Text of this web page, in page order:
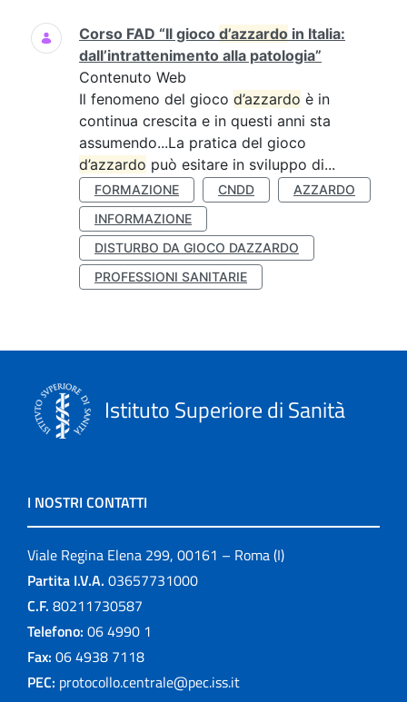
Ricerca
Corso FAD “Il gioco d’azzardo in Italia:
dall’intrattenimento alla patologia”
Contenuto Web
Il fenomeno del gioco d’azzardo è in
continua crescita e in questi anni sta
assumendo...La pratica del gioco
d’azzardo può esitare in sviluppo di...
FORMAZIONE CNDD
AZZARDO
INFORMAZIONE
DISTURBO DA GIOCO DAZZARDO
PROFESSIONI SANITARIE
Istituto Superiore di Sanità
I NOSTRI CONTATTI
Viale Regina Elena 299, 00161 – Roma (I)
Partita I.V.A. 03657731000
C.F. 80211730587
Telefono: 06 4990 1
Fax: 06 4938 7118
PEC: protocollo.centrale@pec.iss.it